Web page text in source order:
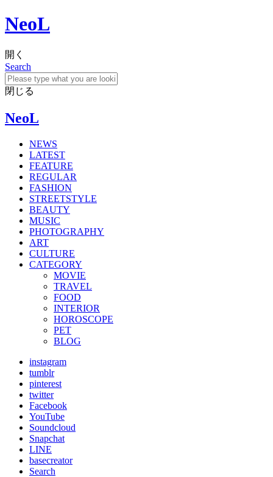
NeoL
開く
Search
閉じる
NeoL
NEWS
LATEST
FEATURE
REGULAR
FASHION
STREETSTYLE
BEAUTY
MUSIC
PHOTOGRAPHY
ART
CULTURE
CATEGORY
MOVIE
TRAVEL
FOOD
INTERIOR
HOROSCOPE
PET
BLOG
instagram
tumblr
pinterest
twitter
Facebook
YouTube
Soundcloud
Snapchat
LINE
basecreator
Search